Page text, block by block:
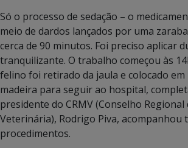
Só o processo de sedação – o
meio de dardos lançados por uma
cerca de 90 minutos. Foi preciso aplicar
tranquilizante. O trabalho começou às
felino foi retirado da jaula e colocado em
madeira para seguir ao hospital,
presidente do CRMV (Conselho Regional
Veterinária), Rodrigo Piva, acompanhou
procedimentos.